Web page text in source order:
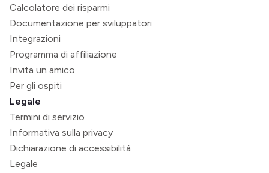
Calcolatore dei risparmi
Documentazione per sviluppatori
Integrazioni
Programma di affiliazione
Invita un amico
Per gli ospiti
Legale
Termini di servizio
Informativa sulla privacy
Dichiarazione di accessibilità
Legale